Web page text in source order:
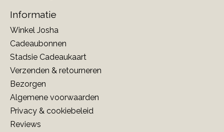
Informatie
Winkel Josha
Cadeaubonnen
Stadsie Cadeaukaart
Verzenden & retourneren
Bezorgen
Algemene voorwaarden
Privacy & cookiebeleid
Reviews